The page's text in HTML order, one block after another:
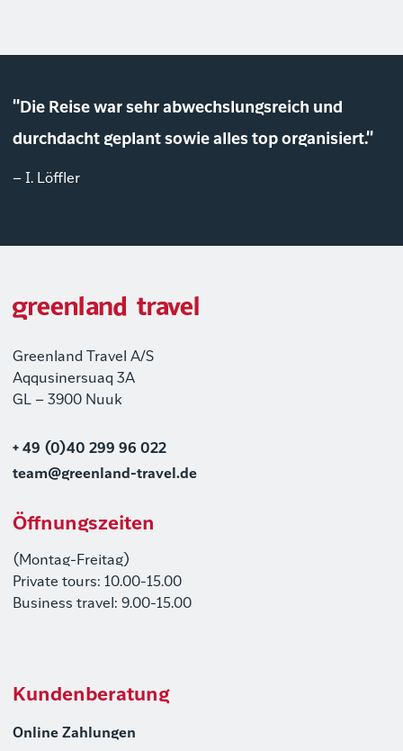
"Die Reise war sehr abwechslungsreich und
durchdacht geplant sowie alles top organisiert."
– I. Löffler
Greenland Travel A/S
Aqqusinersuaq 3A
GL – 3900 Nuuk
+ 49 (0)40 299 96 022
team@greenland-travel.de
Öffnungszeiten
(Montag-Freitag)
Private tours: 10.00-15.00
Business travel: 9.00-15.00
Kundenberatung
Online Zahlungen